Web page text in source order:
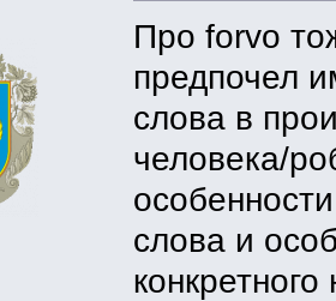
Про forvo
предпочел
слова в
человека/
слова и